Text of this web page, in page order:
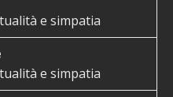
e simpatia
e simpatia